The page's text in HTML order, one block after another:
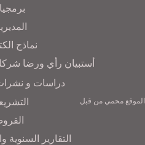
نماذج
أستبيان رأي ورضا
دراسات و
التقارير السنوية
الموقع محمي من قبل